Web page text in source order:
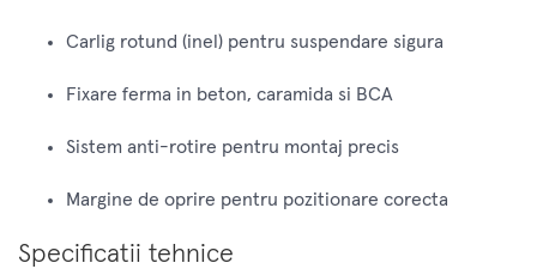
Carlig rotund (inel) pentru suspendare sigura
Fixare ferma in beton, caramida si BCA
Sistem anti-rotire pentru montaj precis
Margine de oprire pentru pozitionare corecta
Specificatii tehnice